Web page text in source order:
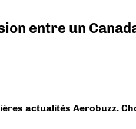
entre un
actualités Aerobuzz.